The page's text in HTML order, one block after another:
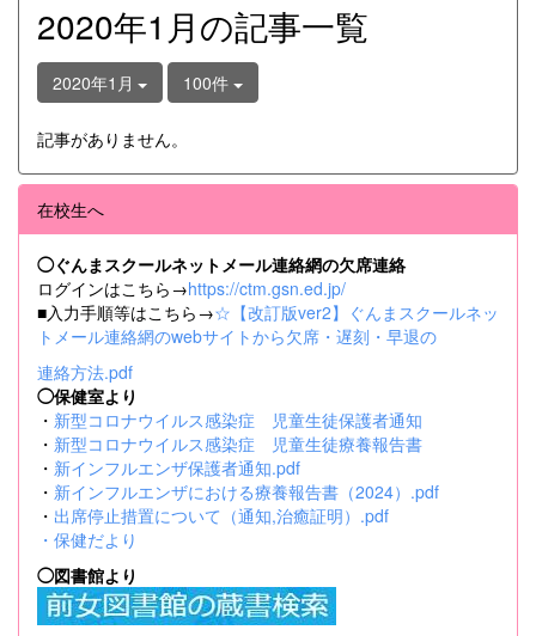
2020年1月の記事一覧
2020年1月 100件
記事がありません。
在校生へ
◯ぐんまスクールネットメール連絡網の欠席連絡
ログインはこちら→https://ctm.gsn.ed.jp/
■入力手順等はこちら→☆【改訂版ver2】ぐんまスクールネッ
トメール連絡網のwebサイトから欠席・遅刻・早退の
連絡方法.pdf
◯保健室より
・ 新型コロナウイルス感染症 児童生徒保護者通知
・ 新型コロナウイルス感染症 児童生徒療養報告書
・ 新インフルエンザ保護者通知.pdf
・ 新インフルエンザにおける療養報告書（2024）.pdf
・ 出席停止措置について（通知,治癒証明）.pdf
・ 保健だより
◯図書館より